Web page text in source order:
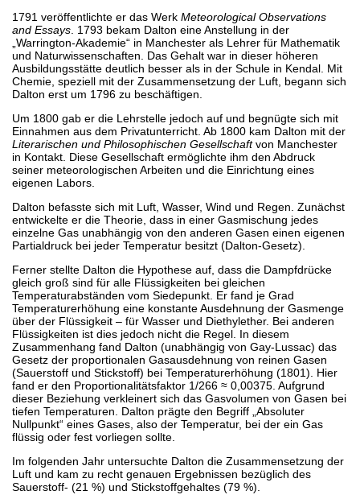
1791 veröffentlichte er das Werk Meteorological Observations
and Essays . 1793 bekam Dalton eine Anstellung in der
„Warrington-Akademie“ in Manchester als Lehrer für Mathematik
und Naturwissenschaften. Das Gehalt war in dieser höheren
Ausbildungsstätte deutlich besser als in der Schule in Kendal. Mit
Chemie, speziell mit der Zusammensetzung der Luft, begann sich
Dalton erst um 1796 zu beschäftigen.
Um 1800 gab er die Lehrstelle jedoch auf und begnügte sich mit
Einnahmen aus dem Privatunterricht. Ab 1800 kam Dalton mit der
Literarischen und Philosophischen Gesellschaftvon Manchester
in Kontakt. Diese Gesellschaft ermöglichte ihm den Abdruck
seiner meteorologischen Arbeiten und die Einrichtung eines
eigenen Labors.
Dalton befasste sich mit Luft, Wasser, Wind und Regen. Zunächst
entwickelte er die Theorie, dass in einer Gasmischung jedes
einzelne Gas unabhängig von den anderen Gasen einen eigenen
Partialdruck bei jeder Temperatur besitzt (Dalton-Gesetz).
Ferner stellte Dalton die Hypothese auf, dass die Dampfdrücke
gleich groß sind für alle Flüssigkeiten bei gleichen
Temperaturabständen vom Siedepunkt. Er fand je Grad
Temperaturerhöhung eine konstante Ausdehnung der Gasmenge
über der Flüssigkeit – für Wasser und Diethylether. Bei anderen
Flüssigkeiten ist dies jedoch nicht die Regel. In diesem
Zusammenhang fand Dalton (unabhängig von Gay-Lussac) das
Gesetz der proportionalen Gasausdehnung von reinen Gasen
(Sauerstoff und Stickstoff) bei Temperaturerhöhung (1801). Hier
fand er den Proportionalitätsfaktor 1/266 ≈ 0,00375. Aufgrund
dieser Beziehung verkleinert sich das Gasvolumen von Gasen bei
tiefen Temperaturen. Dalton prägte den Begriff „Absoluter
Nullpunkt“ eines Gases, also der Temperatur, bei der ein Gas
flüssig oder fest vorliegen sollte.
Im folgenden Jahr untersuchte Dalton die Zusammensetzung der
Luft und kam zu recht genauen Ergebnissen bezüglich des
Sauerstoff- (21 %) und Stickstoffgehaltes (79 %).